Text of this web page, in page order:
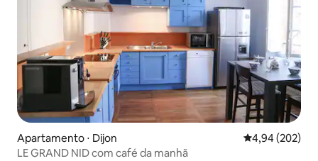
Apartamento ⋅ Dijon 4,94 de uma
4,94 (202)
LE GRAND NID com café da manhã